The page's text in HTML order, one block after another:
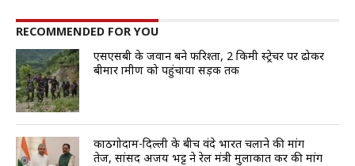
RECOMMENDED FOR YOU
एसएसबी के जवान बने फरिश्ता, 2 किमी स्ट्रेचर पर ढोकर
बीमार ग्रामीण को पहुंचाया सड़क तक
काठगोदाम-दिल्ली के बीच वंदे भारत चलाने की मांग
तेज, सांसद अजय भट्ट ने रेल मंत्री मुलाकात कर की मांग